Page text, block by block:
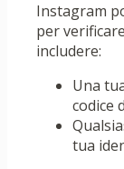
Instagram
per
includere:
Una
codice
tua